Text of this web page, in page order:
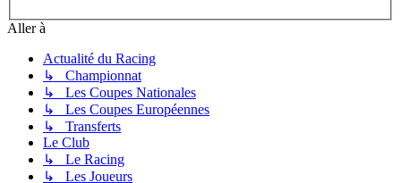
Aller à
Actualité du Racing
↳ Championnat
↳ Les Coupes Nationales
↳ Les Coupes Européennes
↳ Transferts
Le Club
↳ Le Racing
↳ Les Joueurs